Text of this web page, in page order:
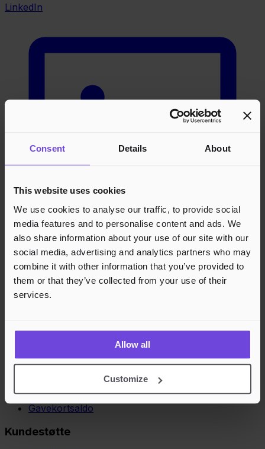
Consent Details About
This website uses cookies
We use cookies to analyse our traffic, to provide social
media features and to personalise content and ads. We
also share information about your use of our site with our
social media, advertising and analytics partners who may
combine it with other information that you’ve provided to
them or that they’ve collected from your use of their
services.
Allow all
Customize
LinkedIn
Arrangører
Gavekort
Gavekortsaldo
Kundestøtte